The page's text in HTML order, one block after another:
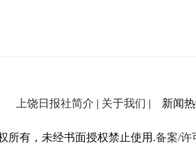
上饶日报社简介 | 关于我们 | 新闻热
所有，未经书面授权禁止使用.备案/许